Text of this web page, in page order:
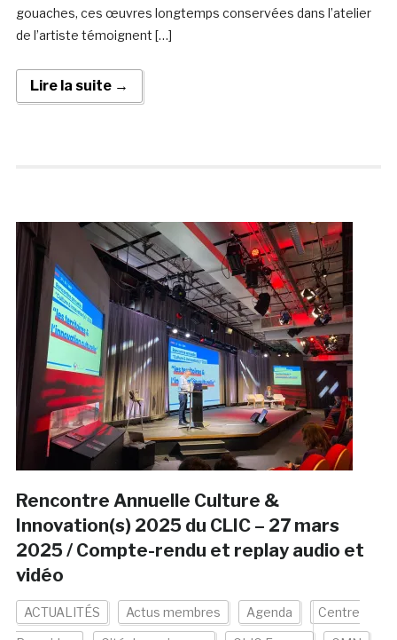
gouaches, ces œuvres longtemps conservées dans l’atelier
de l’artiste témoignent […]
Lire la suite →
Rencontre Annuelle Culture &
Innovation(s) 2025 du CLIC – 27 mars
2025 / Compte-rendu et replay audio et
vidéo
ACTUALITÉS Actus membres Agenda Centre